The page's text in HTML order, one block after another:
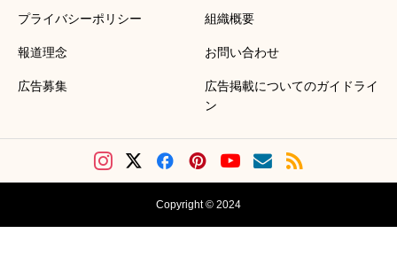
プライバシーポリシー 組織概要
報道理念 お問い合わせ
広告募集
広告掲載についてのガイドライ
ン
Copyright © 2024